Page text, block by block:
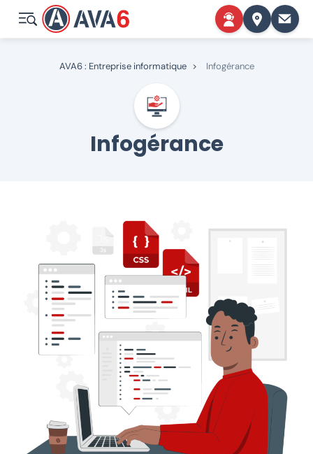
AVA6 : Entreprise informatique > Infogérance
Infogérance